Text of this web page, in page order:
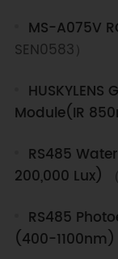
MS-A075V
SEN0583）
Module(IR
RS485
200,000 Lux)
RS485
(400-1100nm)